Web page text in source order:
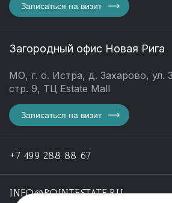
Записаться на визит
Загородный офис Новая Рига
МО, г. о. Истра, д. Захарово, ул.
стр. 9, ТЦ Estate Mall
Записаться на визит
+7 499 288 88 67
INFO@POINTESTATE.RU